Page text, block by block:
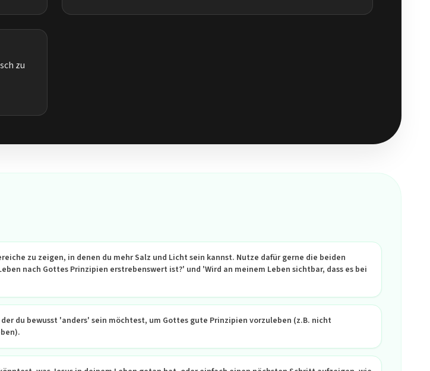
zu
zu zeigen, in denen du mehr Salz und Licht sein kannst. Nutze dafür gerne die beiden
nach Gottes Prinzipien erstrebenswert ist?' und 'Wird an meinem Leben sichtbar, dass es bei
du bewusst 'anders' sein möchtest, um Gottes gute Prinzipien vorzuleben (z.B. nicht